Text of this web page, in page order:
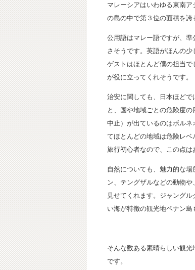
マレーシアはいわゆる東南
の島の中で第３位の面積を誇
公用語はマレー語ですが、
さそうです。英語がほんの
ゲストはほとんど僕の担当
が役に立ってくれそうです。
治安に関しても、日本ほど
と、国や地域ごとの危険度
中止）が出ているのはボル
てほとんどの地域は危険レ
旅行初心者なので、この点は
自然についても、魅力的な
ン、テングザルなどの動物
見せてくれます。ジャング
い海が特徴の観光地ペナン島
そんな数ある素晴らしい観
です。